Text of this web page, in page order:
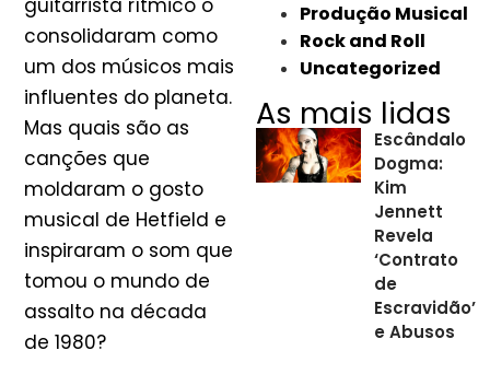
consolidaram como
um dos músicos mais
influentes do planeta.
Mas quais são as
canções que
moldaram o gosto
musical de Hetfield e
inspiraram o som que
tomou o mundo de
assalto na década
de 1980?
Produção Musical
Rock and Roll
Uncategorized
As mais lidas
Escândalo
Dogma:
Kim
Jennett
Revela
‘Contrato
de
Escravidão’
e Abusos